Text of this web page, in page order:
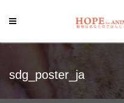
sdg_poster_ja